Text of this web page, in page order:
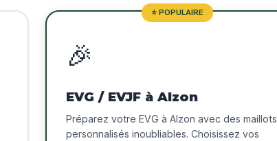
⭐ POPULAIRE
🎉
EVG / EVJF à Alzon
Préparez votre EVG à Alzon avec des maillots
personnalisés inoubliables. Choisissez vos